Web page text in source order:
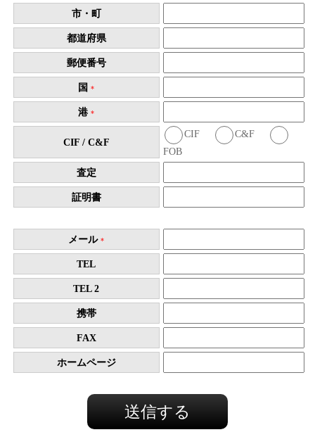
市・町
都道府県
郵便番号
国 *
港 *
CIF / C&F
CIF
C&F
FOB
査定
証明書
メール *
TEL
TEL 2
携帯
FAX
ホームページ